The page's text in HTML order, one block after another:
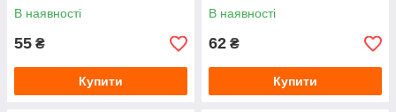
В наявності
55 ₴
Купити
В наявності
62 ₴
Купити